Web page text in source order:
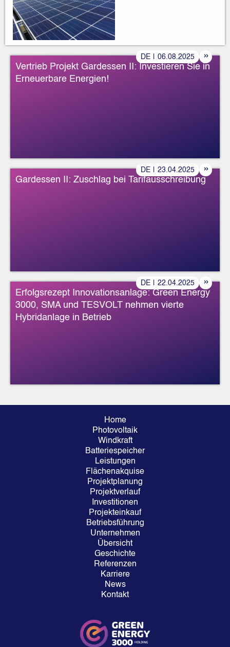
Vertrieb Projekt Gardessen II: Investieren Sie in
Erneuerbare Energien!
»
DE 06.08.2025
Gardessen II: Zuschlag bei Tarifausschreibung
»
DE 23.04.2025
Erfolgsrezept Innovationsanlage: Green Energy
3000, SMA und TESVOLT nehmen vierte
Hybridanlage in Betrieb
»
DE 22.04.2025
Home
Photovoltaik
Windkraft
Batteriespeicher
Leistungen
Flächenakquise
Projektplanung
Projektverlauf
Investitionen
Projekteinkauf
Betriebsführung
Unternehmen
Übersicht
Geschichte
Referenzen
Karriere
News
Kontakt